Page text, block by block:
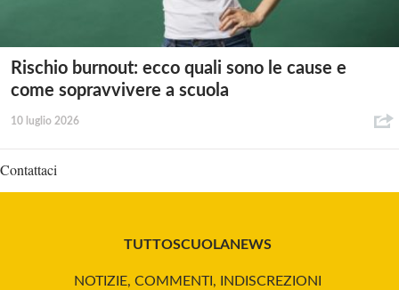
Rischio burnout: ecco quali sono le cause e
come sopravvivere a scuola
10 luglio 2026
Contattaci
TUTTOSCUOLANEWS
NOTIZIE, COMMENTI, INDISCREZIONI